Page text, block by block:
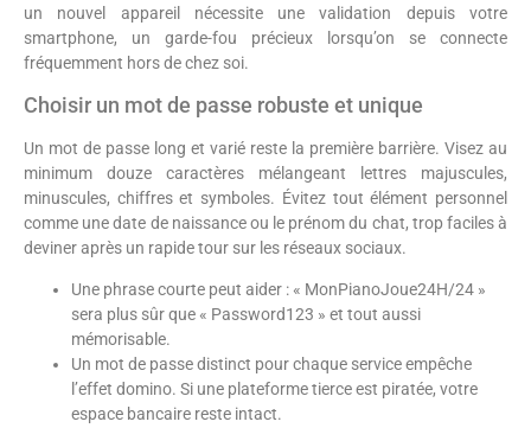
un nouvel appareil nécessite une validation depuis votre
smartphone, un garde-fou précieux lorsqu’on se connecte
fréquemment hors de chez soi.
Choisir un mot de passe robuste et unique
Un mot de passe long et varié reste la première barrière. Visez au
minimum douze caractères mélangeant lettres majuscules,
minuscules, chiffres et symboles. Évitez tout élément personnel
comme une date de naissance ou le prénom du chat, trop faciles à
deviner après un rapide tour sur les réseaux sociaux.
Une phrase courte peut aider : « MonPianoJoue24H/24 »
sera plus sûr que « Password123 » et tout aussi
mémorisable.
Un mot de passe distinct pour chaque service empêche
l’effet domino. Si une plateforme tierce est piratée, votre
espace bancaire reste intact.